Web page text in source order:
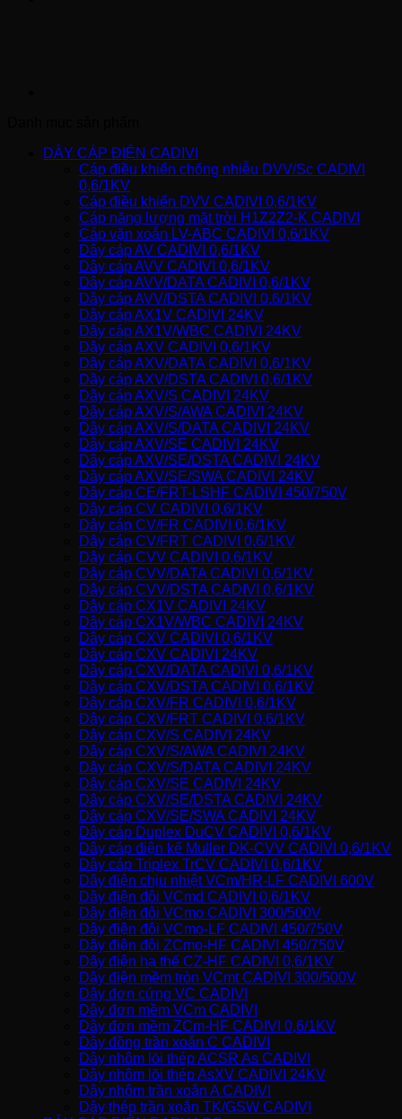
DÂY CÁP ĐIỆN CADIVI
Cáp điều khiển chống nhiễu DVV/Sc CADIVI
0,6/1KV
Cáp điều khiển DVV CADIVI 0,6/1KV
Cáp năng lượng mặt trời H1Z2Z2-K CADIVI
Cáp vặn xoắn LV-ABC CADIVI 0,6/1KV
Dây cáp AV CADIVI 0,6/1KV
Dây cáp AVV CADIVI 0,6/1KV
Dây cáp AVV/DATA CADIVI 0,6/1KV
Dây cáp AVV/DSTA CADIVI 0,6/1KV
Dây cáp AX1V CADIVI 24KV
Dây cáp AX1V/WBC CADIVI 24KV
Dây cáp AXV CADIVI 0,6/1KV
Dây cáp AXV/DATA CADIVI 0,6/1KV
Dây cáp AXV/DSTA CADIVI 0,6/1KV
Dây cáp AXV/S CADIVI 24KV
Dây cáp AXV/S/AWA CADIVI 24KV
Dây cáp AXV/S/DATA CADIVI 24KV
Dây cáp AXV/SE CADIVI 24KV
Dây cáp AXV/SE/DSTA CADIVI 24KV
Dây cáp AXV/SE/SWA CADIVI 24KV
Dây cáp CE/FRT-LSHF CADIVI 450/750V
Dây cáp CV CADIVI 0,6/1KV
Dây cáp CV/FR CADIVI 0,6/1KV
Dây cáp CV/FRT CADIVI 0,6/1KV
Dây cáp CVV CADIVI 0,6/1KV
Dây cáp CVV/DATA CADIVI 0,6/1KV
Dây cáp CVV/DSTA CADIVI 0,6/1KV
Dây cáp CX1V CADIVI 24KV
Dây cáp CX1V/WBC CADIVI 24KV
Dây cáp CXV CADIVI 0,6/1KV
Dây cáp CXV CADIVI 24KV
Dây cáp CXV/DATA CADIVI 0,6/1KV
Dây cáp CXV/DSTA CADIVI 0,6/1KV
Dây cáp CXV/FR CADIVI 0,6/1KV
Dây cáp CXV/FRT CADIVI 0,6/1KV
Dây cáp CXV/S CADIVI 24KV
Dây cáp CXV/S/AWA CADIVI 24KV
Dây cáp CXV/S/DATA CADIVI 24KV
Dây cáp CXV/SE CADIVI 24KV
Dây cáp CXV/SE/DSTA CADIVI 24KV
Dây cáp CXV/SE/SWA CADIVI 24KV
Dây cáp Duplex DuCV CADIVI 0,6/1KV
Dây cáp điện kế Muller DK-CVV CADIVI 0,6/1KV
Dây cáp Triplex TrCV CADIVI 0,6/1KV
Dây điện chịu nhiệt VCm/HR-LF CADIVI 600V
Dây điện đôi VCmd CADIVI 0,6/1KV
Dây điện đôi VCmo CADIVI 300/500V
Dây điện đôi VCmo-LF CADIVI 450/750V
Dây điện đôi ZCmo-HF CADIVI 450/750V
Dây điện hạ thế CZ-HF CADIVI 0,6/1KV
Dây điện mềm tròn VCmt CADIVI 300/500V
Dây đơn cứng VC CADIVI
Dây đơn mềm VCm CADIVI
Dây đơn mềm ZCm-HF CADIVI 0,6/1KV
Dây đồng trần xoắn C CADIVI
Dây nhôm lõi thép ACSR As CADIVI
Dây nhôm lõi thép AsXV CADIVI 24KV
Dây nhôm trần xoắn A CADIVI
Dây thép trần xoắn TK/GSW CADIVI